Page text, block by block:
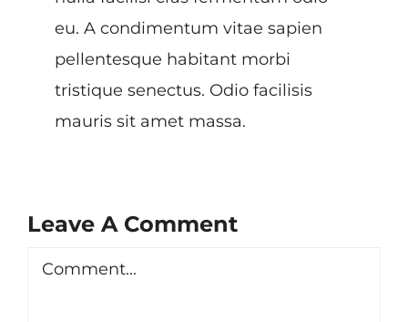
eu. A condimentum vitae sapien
pellentesque habitant morbi
tristique senectus. Odio facilisis
mauris sit amet massa.
Leave A Comment
Comment